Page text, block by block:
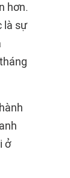
hơn.
là sự
ở